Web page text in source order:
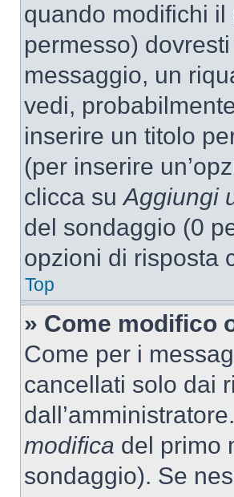
quando modifichi
permesso)
messaggio, un
vedi,
inserire un titolo
(per inserire
clicca suAggiungi
del sondaggio (0
opzioni di risposta
Top
» Come modifico
Come per i
cancellati solo dai
modifica del primo
sondaggio). Se